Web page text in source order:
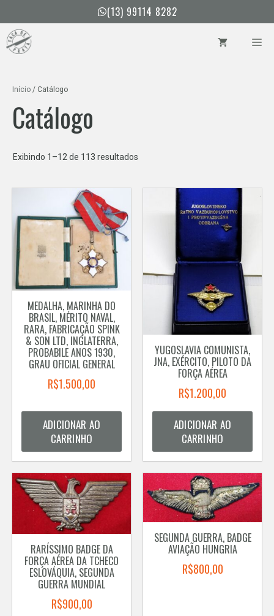
para
conteúdo
(13) 99114 8282
Início / Catálogo
Catálogo
Exibindo 1–12 de 113 resultados
recente
MEDALHA, MARINHA DO
BRASIL, MÉRITO NAVAL,
RARA, FABRICAÇÃO SPINK
& SON LTD, INGLATERRA,
PROBABILE ANOS 1930,
GRAU OFICIAL GENERAL
R$1.500,00
ADICIONAR AO
CARRINHO
YUGOSLAVIA COMUNISTA,
JNA, EXÉRCITO, PILOTO DA
FORÇA AÉREA
R$1.200,00
ADICIONAR AO
CARRINHO
RARÍSSIMO BADGE DA
FORÇA AÉREA DA TCHECO
ESLOVÁQUIA, SEGUNDA
GUERRA MUNDIAL
R$900,00
SEGUNDA GUERRA, BADGE
AVIAÇÃO HUNGRIA
R$800,00